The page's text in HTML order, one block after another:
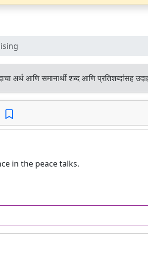
अर्थ आणि समानार्थी शब्द आणि प्रतिशब्दांसह
in the peace talks.